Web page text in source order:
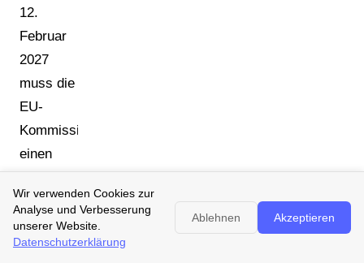
12.
Februar
2027
muss die
EU-
Kommission
einen
Rechtsakt
verabschieden,
der die
Wir verwenden Cookies zur
Analyse und Verbesserung
unserer Website.
Datenschutzerklärung
Ablehnen Akzeptieren